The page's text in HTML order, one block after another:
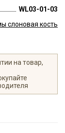
WL03-01-03
слоновая кость
на товар,